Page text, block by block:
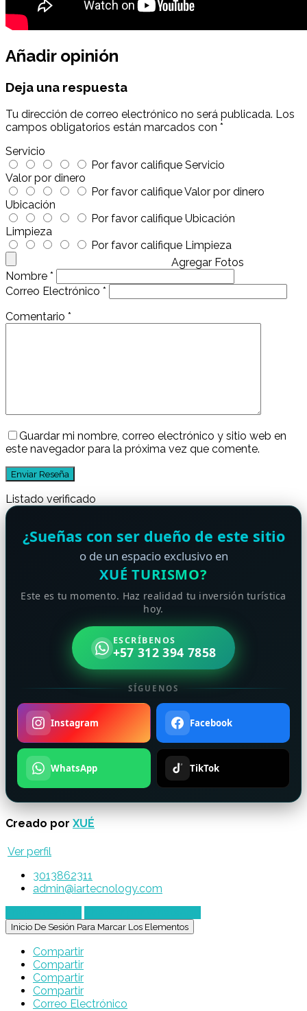
Añadir opinión
Deja una respuesta
Tu dirección de correo electrónico no será publicada. Los
campos obligatorios están marcados con *
Servicio
Por favor califique Servicio
Valor por dinero
Por favor califique Valor por dinero
Ubicación
Por favor califique Ubicación
Limpieza
Por favor califique Limpieza
Agregar Fotos
Nombre *
Correo Electrónico *
Comentario *
Guardar mi nombre, correo electrónico y sitio web en
este navegador para la próxima vez que comente.
Listado verificado
¿Sueñas con ser dueño de este sitio
o de un espacio exclusivo en
XUÉ TURISMO?
Este es tu momento. Haz realidad tu inversión turística
hoy.
ESCRÍBENOS
+57 312 394 7858
SÍGUENOS
Instagram Facebook
WhatsApp TikTok
Creado por XUÉ
Ver perfil
3013862311
admin@iartecnology.com
Inicio De Sesión Para Marcar Los Elementos
Compartir
Compartir
Compartir
Compartir
Correo Electrónico